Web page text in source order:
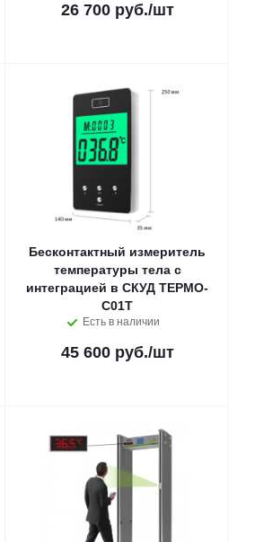
26 700 руб./шт
Бесконтактный измеритель
температуры тела c
интеграцией в СКУД ТЕРМО-
С01Т
Есть в наличии
45 600 руб./шт